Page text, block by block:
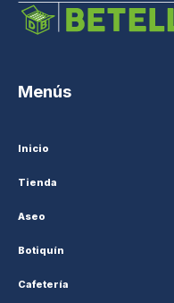
Menús
Inicio
Tienda
Aseo
Botiquín
Cafetería